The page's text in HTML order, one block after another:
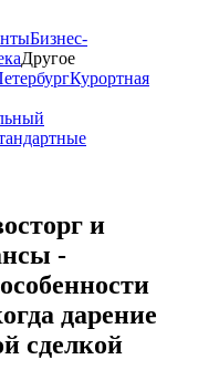
Бизнес-
Другое
Курортная
и
-
дарение
сделкой